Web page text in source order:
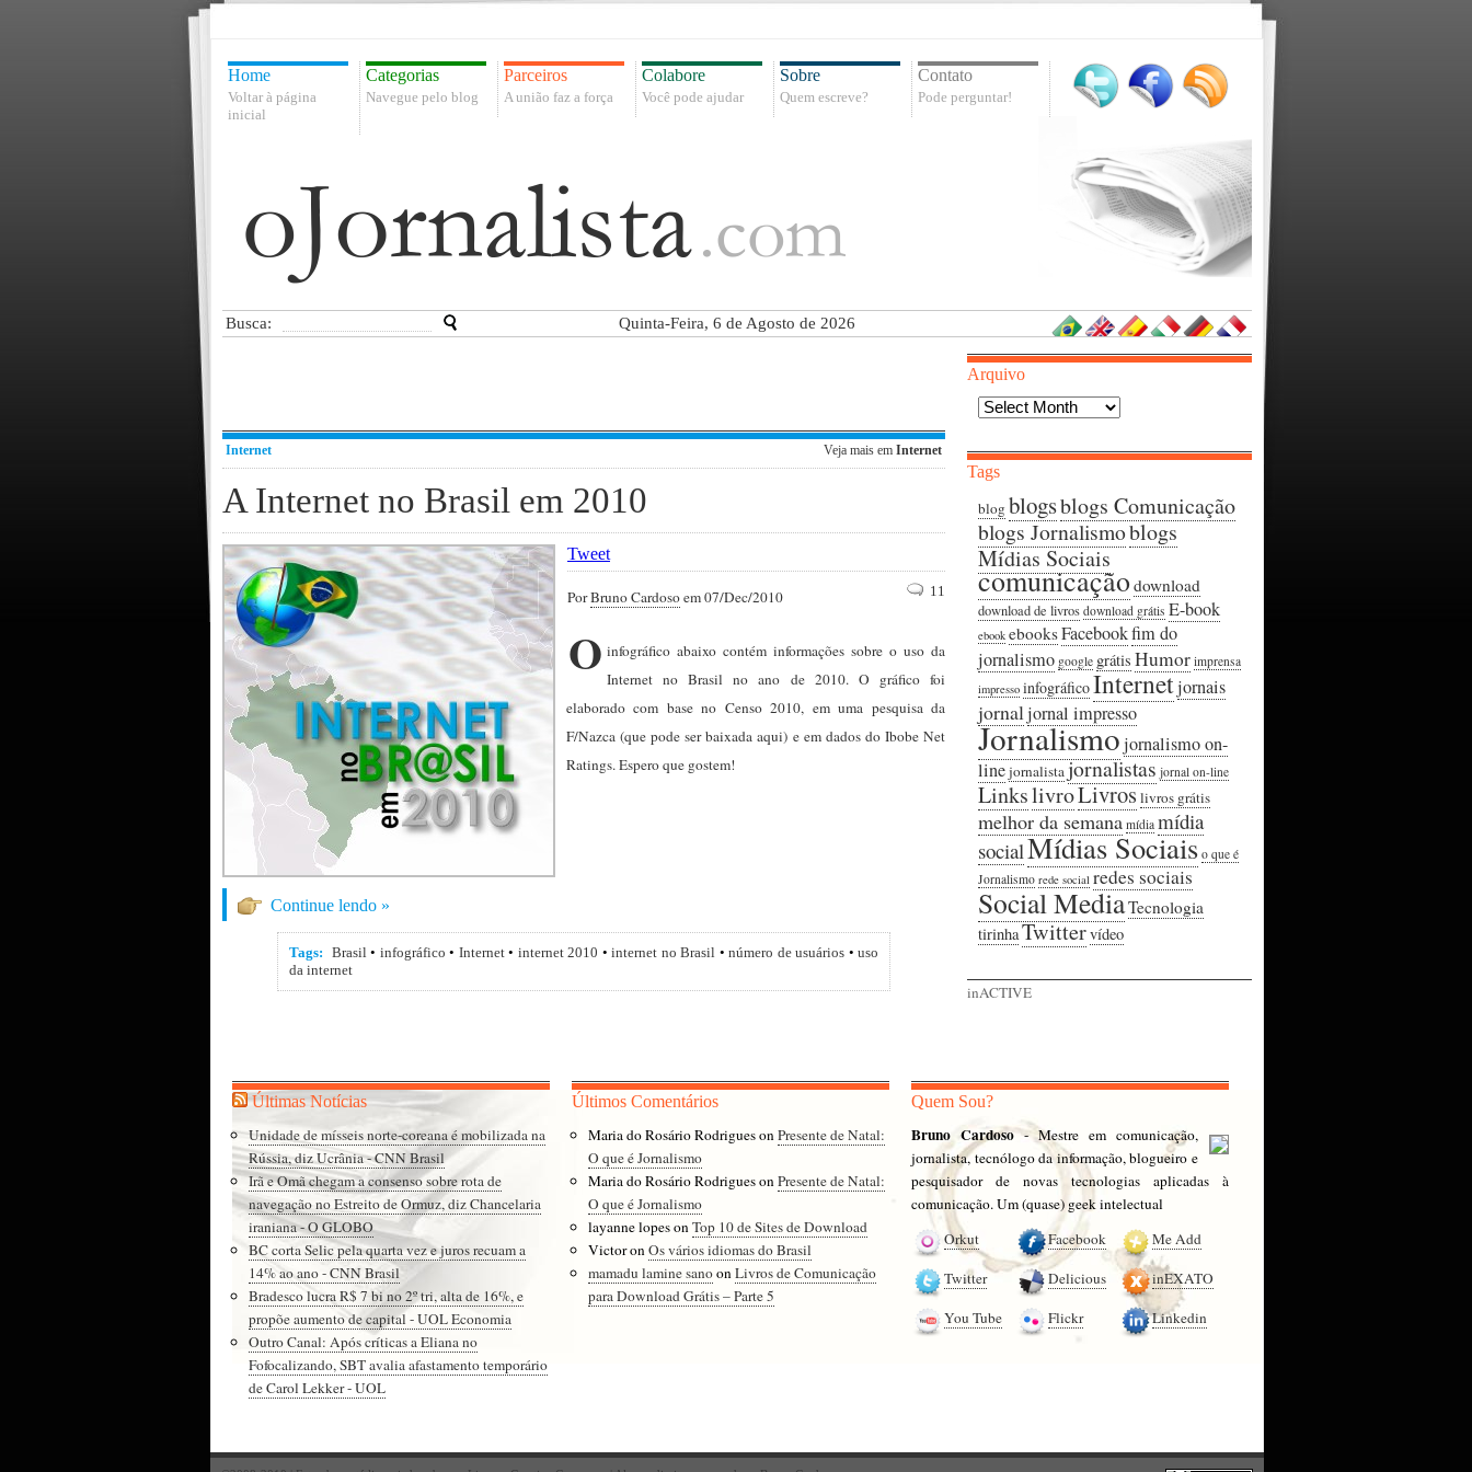
Home
Voltar à página
inicial
Categorias
Navegue pelo blog
Parceiros
A união faz a força
Colabore
Você pode ajudar
Sobre
Quem escreve?
Contato
Pode perguntar!
Busca: Quinta-Feira, 6 de Agosto de 2026
Internet Veja mais em Internet
A Internet no Brasil em 2010
Tweet
PorBruno Cardosoem 07/Dec/2010 11
O infográfico abaixo contém informações sobre o uso da
Internet no Brasil no ano de 2010. O gráfico foi
elaborado com base no Censo 2010, em uma pesquisa da
F/Nazca (que pode ser baixada aqui) e em dados do Ibobe Net
Ratings. Espero que gostem!
Continue lendo »
Tags: Brasil • infográfico • Internet• internet 2010 •internet no Brasil •número de usuários •uso
da internet
Arquivo
Arquivo
Tags
blog blogsblogs Comunicação
blogs Jornalismoblogs
Mídias Sociais
comunicaçãodownload
download de livros download grátis E-book
ebook ebooksFacebookfim do
jornalismo google grátis Humor imprensa
impresso infográficoInternetjornais
jornaljornal impresso
Jornalismojornalismo on-
linejornalista jornalistas jornal on-line
LinkslivroLivroslivros grátis
melhor da semana mídia mídia
socialMídias Sociais o que é
Jornalismo rede social redes sociais
Social MediaTecnologia
tirinhaTwittervídeo
inACTIVE
Últimas Notícias
Unidade de mísseis norte-coreana é mobilizada na
Rússia, diz Ucrânia - CNN Brasil
Irã e Omã chegam a consenso sobre rota de
navegação no Estreito de Ormuz, diz Chancelaria
iraniana - O GLOBO
BC corta Selic pela quarta vez e juros recuam a
14% ao ano - CNN Brasil
Bradesco lucra R$ 7 bi no 2º tri, alta de 16%, e
propõe aumento de capital - UOL Economia
Outro Canal: Após críticas a Eliana no
Fofocalizando, SBT avalia afastamento temporário
de Carol Lekker - UOL
Últimos Comentários
Maria do Rosário RodriguesonPresente de Natal:
O que é Jornalismo
Maria do Rosário RodriguesonPresente de Natal:
O que é Jornalismo
layanne lopesonTop 10 de Sites de Download
VictoronOs vários idiomas do Brasil
mamadu lamine sanoonLivros de Comunicação
para Download Grátis – Parte 5
Quem Sou?
Bruno Cardoso- Mestre em comunicação,
jornalista, tecnólogo da informação, blogueiro e
pesquisador de novas tecnologias aplicadas à
comunicação. Um (quase) geek intelectual
Orkut
Twitter
You Tube
Facebook
Delicious
Flickr
Me Add
inEXATO
Linkedin